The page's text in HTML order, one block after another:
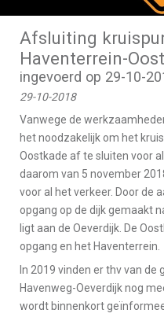
Afsluiting
Haventerrein-
ingevoerd op 29-10-
29-10-2018
Vanwege de
het noodzakelijk om het
Oostkade af te sluiten voor
daarom van 5 november
voor al het verkeer. Door de
opgang op de dijk gemaakt
ligt aan de Oeverdijk. De
opgang en het Haventerrein.
In 2019 vinden er thv van
Havenweg-Oeverdijk nog
wordt binnenkort